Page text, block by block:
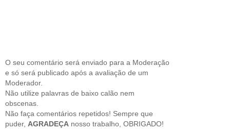
O seu comentário será enviado para a Moderação
e só será publicado após a avaliação de um
Moderador.
Não utilize palavras de baixo calão nem
obscenas.
Não faça comentários repetidos! Sempre que
puder, AGRADEÇA nosso trabalho, OBRIGADO!